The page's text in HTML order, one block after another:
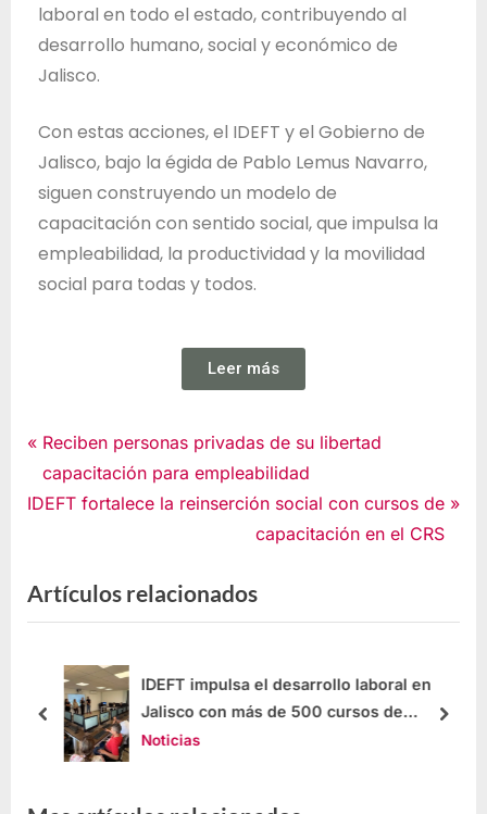
laboral en todo el estado, contribuyendo al
desarrollo humano, social y económico de
Jalisco.
Con estas acciones, el IDEFT y el Gobierno de
Jalisco, bajo la égida de Pablo Lemus Navarro,
siguen construyendo un modelo de
capacitación con sentido social, que impulsa la
empleabilidad, la productividad y la movilidad
social para todas y todos.
Leer más
Noticias
Reciben personas privadas de su libertad
capacitación para empleabilidad
IDEFT fortalece la reinserción social con cursos de
capacitación en el CRS
Artículos relacionados
IDEFT impulsa el desarrollo laboral en
Jalisco con más de 500 cursos de
capacitación
Noticias